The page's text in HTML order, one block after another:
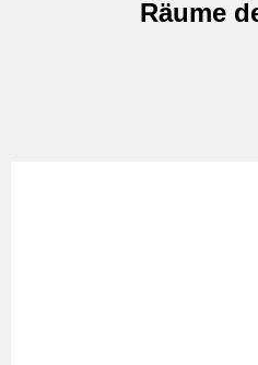
Räume